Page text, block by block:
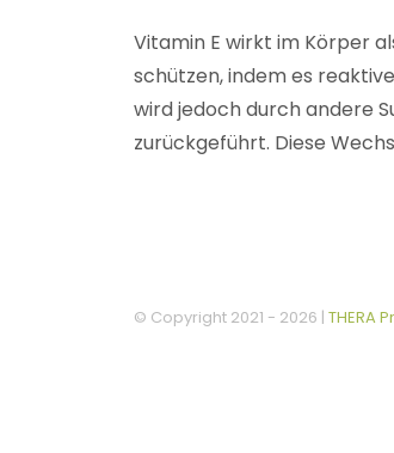
Vitamin E wirkt im Körper
schützen, indem es
wird jedoch durch andere
zurückgeführt. Diese
© Copyright 2021 - 2026 | THERA